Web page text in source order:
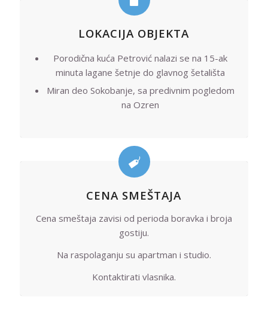
LOKACIJA OBJEKTA
Porodična kuća Petrović nalazi se na 15-ak
minuta lagane šetnje do glavnog šetališta
Miran deo Sokobanje, sa predivnim pogledom
na Ozren
CENA SMEŠTAJA
Cena smeštaja zavisi od perioda boravka i broja
gostiju.
Na raspolaganju su apartman i studio.
Kontaktirati vlasnika.